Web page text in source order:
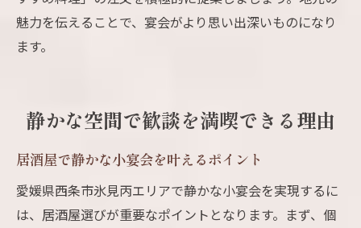
魅力を伝えることで、宴会がより思い出深いものになり
ます。
静かな空間で歓談を満喫できる理由
居酒屋で静かな小宴会を叶えるポイント
愛媛県西条市氷見丙エリアで静かな小宴会を実現するに
は、居酒屋選びが重要なポイントとなります。まず、個